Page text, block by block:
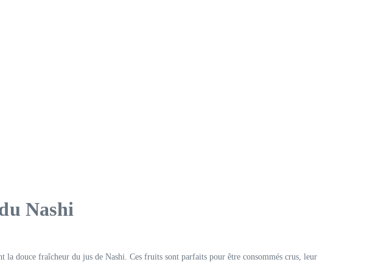
Nashi
douce fraîcheur du jus de Nashi. Ces fruits sont parfaits pour être consommés crus, leur